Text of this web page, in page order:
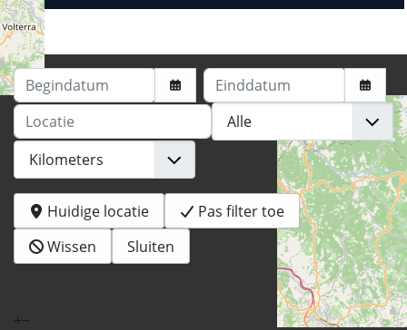
+−
Begindatum
Einddatum
Locatie
Huidige locatie
Pas filter toe
Wissen
Sluiten